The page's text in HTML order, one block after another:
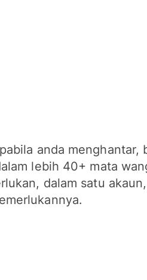
anda menghantar,
lebih 40+ mata
dalam satu